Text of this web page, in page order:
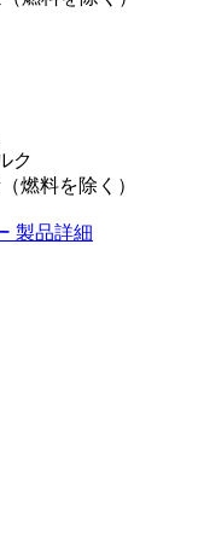
ク
燃料を除く）
製品詳細